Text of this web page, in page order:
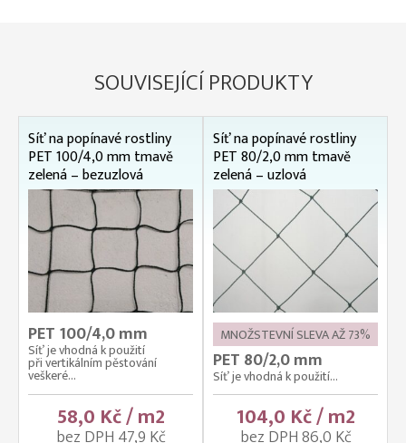
SOUVISEJÍCÍ PRODUKTY
Síť na popínavé rostliny
PET 100/4,0 mm tmavě
zelená – bezuzlová
PET 100/4,0 mm
Síť je vhodná k použití
při vertikálním pěstování
veškeré...
58,0 Kč / m2
Síť na popínavé rostliny
PET 80/2,0 mm tmavě
zelená – uzlová
MNOŽSTEVNÍ SLEVA AŽ 73%
PET 80/2,0 mm
Síť je vhodná k použití...
104,0 Kč / m2